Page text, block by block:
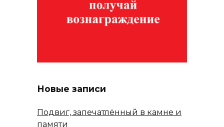
Новые записи
Подвиг, запечатлённый в камне и
памяти